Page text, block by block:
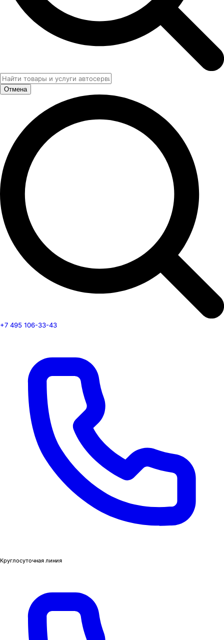
Отмена
+7 495 106-33-43
Круглосуточная линия